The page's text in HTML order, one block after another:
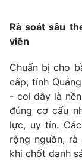
Học trực tuyến
Hitech Công
Sản phẩm
Thị trường
Tư vấn
Giao lưu trực
Lịch phát sóng
Chuyên mục khác
Emagazine
Rà soát sâu
viên
Chuẩn bị cho
cấp, tỉnh
- coi đây là
đúng cơ cấu
lực, uy tín.
rộng nguồn,
khi chốt danh